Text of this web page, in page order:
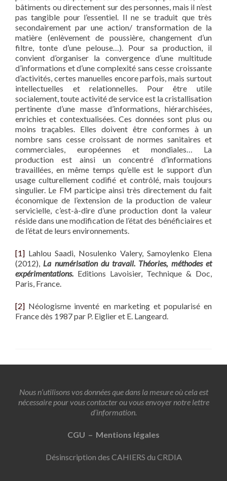
bâtiments ou directement sur des personnes, mais il n’est
pas tangible pour l’essentiel. Il ne se traduit que très
secondairement par une action/ transformation de la
matière (enlèvement de poussière, changement d’un
filtre, tonte d’une pelouse…). Pour sa production, il
convient d’organiser la convergence d’une multitude
d’informations et d’une complexité sans cesse croissante
d’activités, certes manuelles encore parfois, mais surtout
intellectuelles et relationnelles. Pour être utile
socialement, toute activité de service est la cristallisation
pertinente d’une masse d’informations, hiérarchisées,
enrichies et contextualisées. Ces données sont plus ou
moins traçables. Elles doivent être conformes à un
nombre sans cesse croissant de normes sanitaires et
commerciales, européennes et mondiales… La
production est ainsi un concentré d’informations
travaillées, en même temps qu’elle est le support d’un
usage culturellement codifié et contrôlé, mais toujours
singulier. Le FM participe ainsi très directement du fait
économique de l’extension de la production de valeur
servicielle, c’est-à-dire d’une production dont la valeur
réside dans une modification de l’état des bénéficiaires et
de l’état de leurs environnements.
[1] Lahlou Saadi, Nosulenko Valery, Samoylenko Elena
(2012), La numérisation du travail. Théories, méthodes et
expérimentations. Editions Lavoisier, Technique & Doc,
Paris, France.
[2] Néologisme inventé en marketing et popularisé en
France dès 1987 par P. Eiglier et E. Langeard.
Nous n’utilisons vos données que dans la mesure où cela est
nécessaire pour vous contacter ou vous envoyer notre lettre
d’information.
CGU – Mentions légales
Désinscription des CAHIERS du CRDIA